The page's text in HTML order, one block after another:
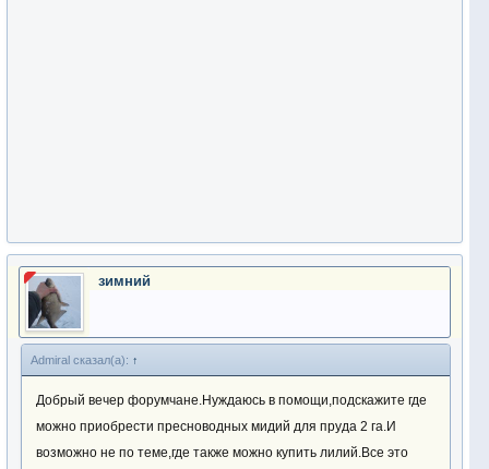
зимний
Admiral сказал(а): ↑
Добрый вечер форумчане.Нуждаюсь в помощи,подскажите где
можно приобрести пресноводных мидий для пруда 2 га.И
возможно не по теме,где также можно купить лилий.Все это